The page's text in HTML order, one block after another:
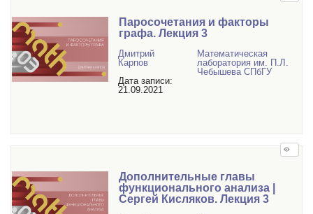
Паросочетания и факторы
графа. Лекция 3
Дмитрий
Карпов
Дата записи:
21.09.2021
Математичеcкая
лаборатория им. П.Л.
Чебышева СПбГУ
Дополнительные главы
функционального анализа |
Сергей Кисляков. Лекция 3